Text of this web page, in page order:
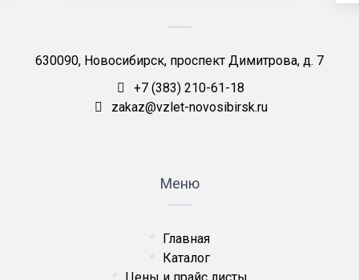
630090, Новосибирск, проспект Димитрова, д. 7
+7 (383) 210-61-18
zakaz@vzlet-novosibirsk.ru
Меню
Главная
Каталог